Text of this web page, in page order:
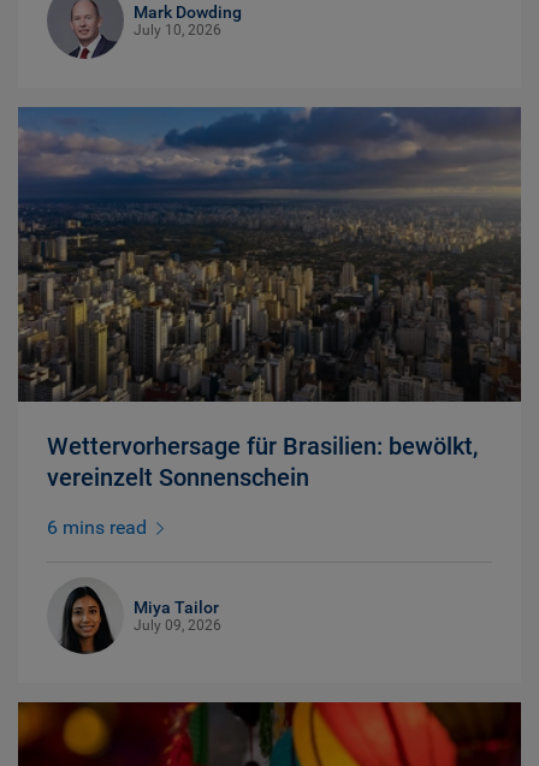
Mark Dowding
July 10, 2026
Wettervorhersage für Brasilien: bewölkt,
vereinzelt Sonnenschein
6 mins read
Miya Tailor
July 09, 2026